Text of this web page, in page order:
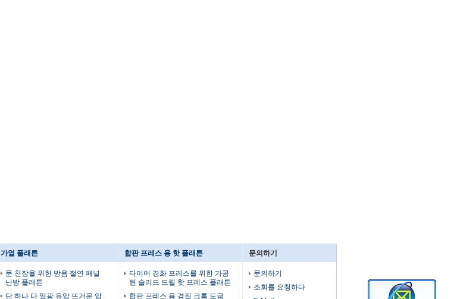
가열 플래튼
문 천장을 위한 방음 절연 패널
난방 플래튼
단 하나 다 일광 유압 뜨거운 압
합판 프레스 용 핫 플래튼
타이어 경화 프레스를 위한 가공
된 솔리드 드릴 핫 프레스 플래튼
합판 프레스 용 경질 크롬 도금
문의하기
문의하기
조회를 요청하다